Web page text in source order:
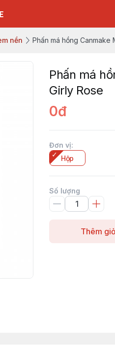
nền Phấn má hồng Canmake
Phấn má
Girly Rose
0đ
Đơn vị:
Hộp
Số lượng
Thêm